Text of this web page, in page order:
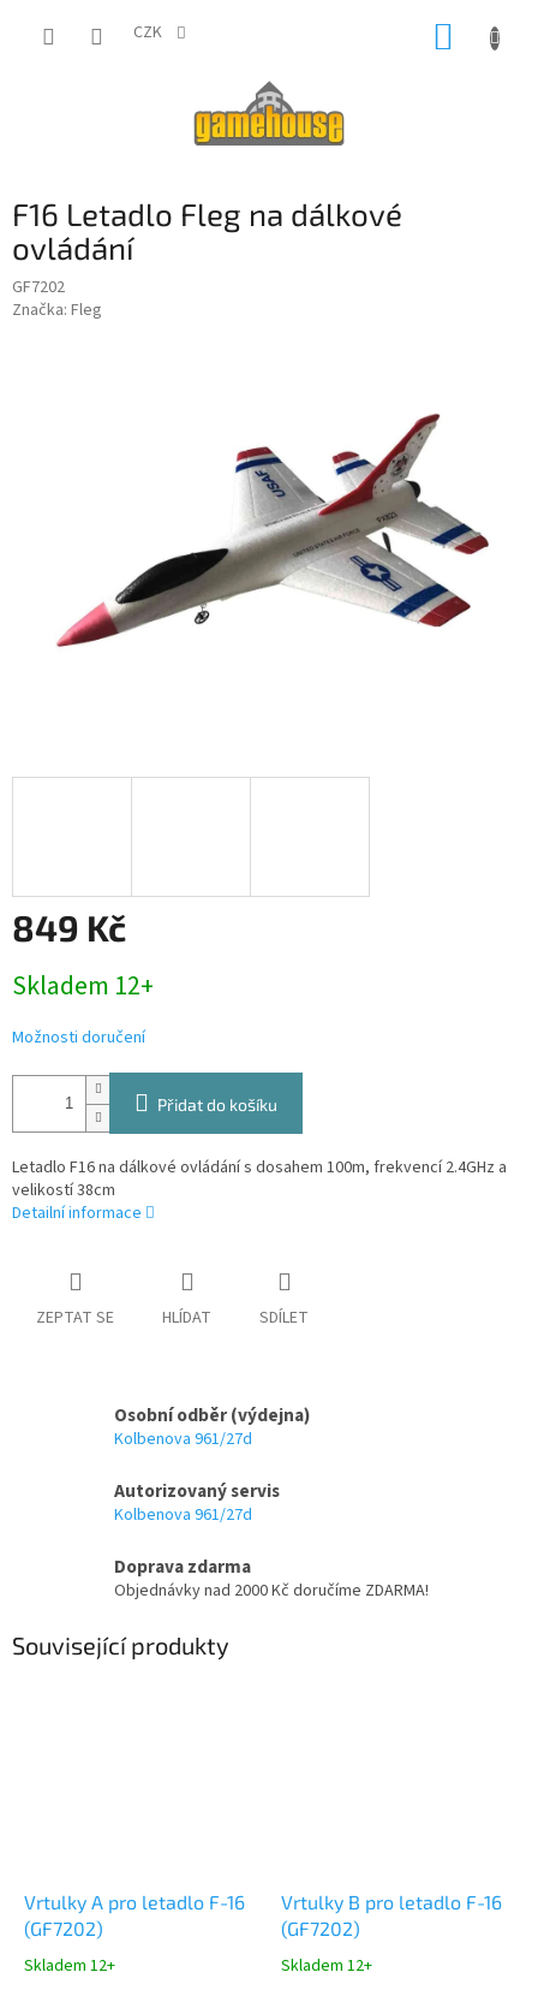
CZK
F16 Letadlo Fleg na dálkové
ovládání
GF7202
Značka: Fleg
849 Kč
cena:
Skladem 12+
Možnosti doručení
Přidat do košíku
Letadlo F16 na dálkové ovládání s dosahem 100m, frekvencí 2.4GHz a
velikostí 38cm
Detailní informace
ZEPTAT SE HLÍDAT SDÍLET
Osobní odběr (výdejna)
Kolbenova 961/27d
Autorizovaný servis
Kolbenova 961/27d
Doprava zdarma
Objednávky nad 2000 Kč doručíme ZDARMA!
Související produkty
Vrtulky A pro letadlo F-16
(GF7202)
Skladem 12+
Vrtulky B pro letadlo F-16
(GF7202)
Skladem 12+